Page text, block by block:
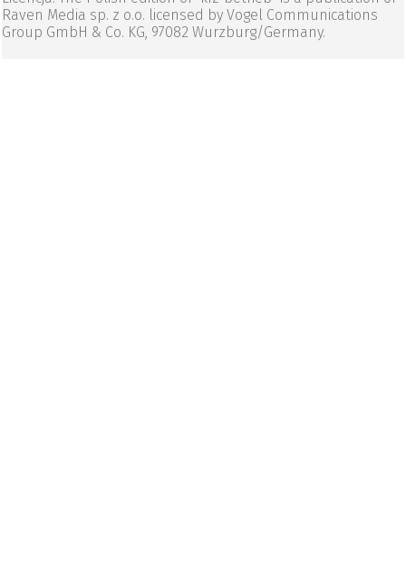
Raven Media sp. z o.o. licensed by Vogel Communications
Group GmbH & Co. KG, 97082 Wurzburg/Germany.